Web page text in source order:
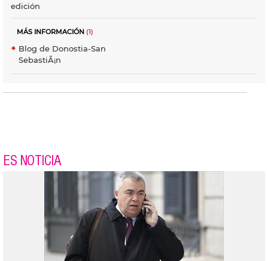
edición
MÁS INFORMACIÓN (1)
Blog de Donostia-San
SebastiÃ¡n
ES NOTICIA